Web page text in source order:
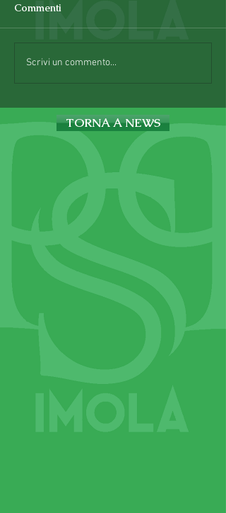
Commenti
Scrivi un commento...
TORNA A NEWS